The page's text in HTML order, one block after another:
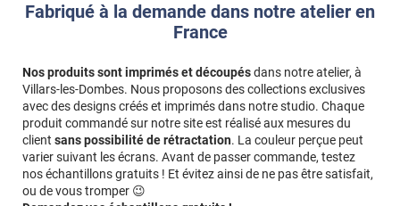
Fabriqué à la demande dans notre atelier en
France
Nos produits sont imprimés et découpésdans notre atelier, à
Villars-les-Dombes. Nous proposons des collections exclusives
avec des designs créés et imprimés dans notre studio. Chaque
produit commandé sur notre site est réalisé aux mesures du
client sans possibilité de rétractation. La couleur perçue peut
varier suivant les écrans. Avant de passer commande, testez
nos échantillons gratuits ! Et évitez ainsi de ne pas être satisfait,
ou de vous tromper 😉